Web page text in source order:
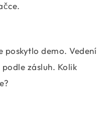
poskytlo demo. Vedení
zásluh. Kolik